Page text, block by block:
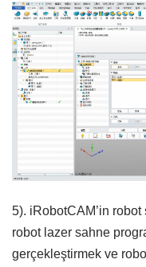
5). iRobotCAM’in
robot lazer sahne
gerçekleştirmek ve